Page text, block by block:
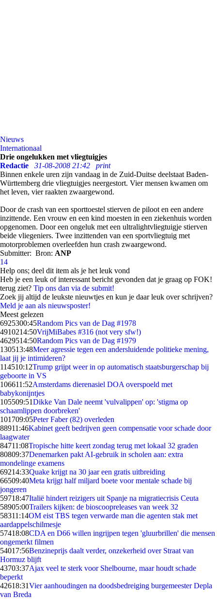
Nieuws
Internationaal
Drie ongelukken met vliegtuigjes
Redactie
31-08-2008 21:42
print
Binnen enkele uren zijn vandaag in de Zuid-Duitse deelstaat Baden-
Württemberg drie vliegtuigjes neergestort. Vier mensen kwamen om
het leven, vier raakten zwaargewond.
Door de crash van een sporttoestel stierven de piloot en een andere
inzittende. Een vrouw en een kind moesten in een ziekenhuis worden
opgenomen. Door een ongeluk met een ultralightvliegtuigje stierven
beide vliegeniers. Twee inzittenden van een sportvliegtuig met
motorproblemen overleefden hun crash zwaargewond.
Submitter: Bron: ANP
14
Help ons; deel dit item als je het leuk vond
Heb je een leuk of interessant bericht gevonden dat je graag op FOK!
terug ziet? Tip ons dan via de submit!
Zoek jij altijd de leukste nieuwtjes en kun je daar leuk over schrijven?
Meld je aan als nieuwsposter!
Meest gelezen
6925300:45Random Pics van de Dag #1978
4910214:50VrijMiBabes #316 (not very sfw!)
4629514:50Random Pics van de Dag #1979
130513:48Meer agressie tegen een andersluidende politieke mening,
laat jij je intimideren?
114510:12Trump grijpt weer in op automatisch staatsburgerschap bij
geboorte in VS
106611:52Amsterdams dierenasiel DOA overspoeld met
babykonijntjes
105509:51Dikke Van Dale neemt 'vulvalippen' op: 'stigma op
schaamlippen doorbreken'
101709:05Peter Faber (82) overleden
88911:46Kabinet geeft bedrijven geen compensatie voor schade door
laagwater
84711:08Tropische hitte keert zondag terug met lokaal 32 graden
80809:37Denemarken pakt AI-gebruik in scholen aan: extra
mondelinge examens
69214:33Quake krijgt na 30 jaar een gratis uitbreiding
66509:40Meta krijgt half miljard boete voor mentale schade bij
jongeren
59718:47Italië hindert reizigers uit Spanje na migratiecrisis Ceuta
58905:00Trailers kijken: de bioscoopreleases van week 32
58311:14OM eist TBS tegen verwarde man die agenten stak met
aardappelschilmesje
57418:08CDA en D66 willen ingrijpen tegen 'gluurbrillen' die mensen
ongemerkt filmen
54017:56Benzineprijs daalt verder, onzekerheid over Straat van
Hormuz blijft
43703:37Ajax veel te sterk voor Shelbourne, maar houdt schade
beperkt
42618:31Vier aanhoudingen na doodsbedreiging burgemeester Depla
van Breda